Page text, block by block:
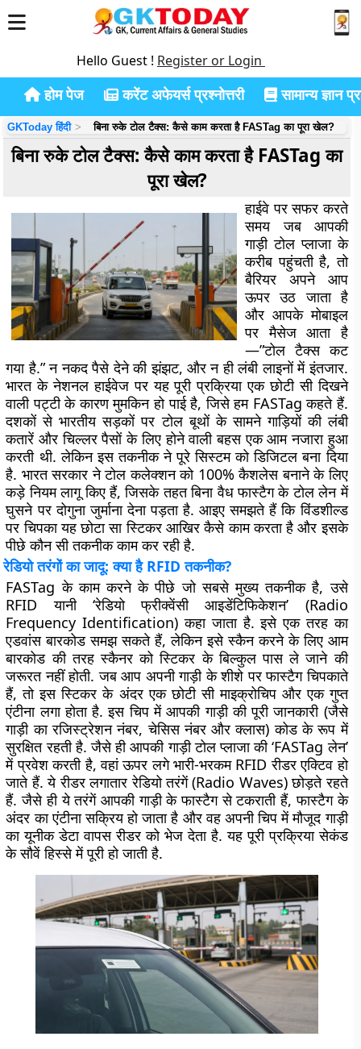
Hello Guest ! Register or Login
होम पेज करेंट अफेयर्स प्रश्नोत्तरी सामान्य ज्ञान
GKToday हिंदी बिना रुके टोल टैक्स: कैसे काम करता है FASTag का पूरा खेल?
बिना रुके टोल टैक्स: कैसे काम करता है FASTag का
पूरा खेल?
हाईवे पर सफर करते
समय जब आपकी
गाड़ी टोल प्लाजा के
करीब पहुंचती है, तो
बैरियर अपने आप
ऊपर उठ जाता है
और आपके मोबाइल
पर मैसेज आता है
—”टोल टैक्स कट
गया है.” न नकद पैसे देने की झंझट, और न ही लंबी लाइनों में इंतजार.
भारत के नेशनल हाईवेज पर यह पूरी प्रक्रिया एक छोटी सी दिखने
वाली पट्टी के कारण मुमकिन हो पाई है, जिसे हम FASTag कहते हैं.
दशकों से भारतीय सड़कों पर टोल बूथों के सामने गाड़ियों की लंबी
कतारें और चिल्लर पैसों के लिए होने वाली बहस एक आम नजारा हुआ
करती थी. लेकिन इस तकनीक ने पूरे सिस्टम को डिजिटल बना दिया
है. भारत सरकार ने टोल कलेक्शन को 100% कैशलेस बनाने के लिए
कड़े नियम लागू किए हैं, जिसके तहत बिना वैध फास्टैग के टोल लेन में
घुसने पर दोगुना जुर्माना देना पड़ता है. आइए समझते हैं कि विंडशील्ड
पर चिपका यह छोटा सा स्टिकर आखिर कैसे काम करता है और इसके
पीछे कौन सी तकनीक काम कर रही है.
रेडियो तरंगों का जादू: क्या है RFID तकनीक?
FASTag के काम करने के पीछे जो सबसे मुख्य तकनीक है, उसे
RFID यानी ‘रेडियो फ्रीक्वेंसी आइडेंटिफिकेशन’ (Radio
Frequency Identification) कहा जाता है. इसे एक तरह का
एडवांस बारकोड समझ सकते हैं, लेकिन इसे स्कैन करने के लिए आम
बारकोड की तरह स्कैनर को स्टिकर के बिल्कुल पास ले जाने की
जरूरत नहीं होती. जब आप अपनी गाड़ी के शीशे पर फास्टैग चिपकाते
हैं, तो इस स्टिकर के अंदर एक छोटी सी माइक्रोचिप और एक गुप्त
एंटीना लगा होता है. इस चिप में आपकी गाड़ी की पूरी जानकारी (जैसे
गाड़ी का रजिस्ट्रेशन नंबर, चेसिस नंबर और क्लास) कोड के रूप में
सुरक्षित रहती है. जैसे ही आपकी गाड़ी टोल प्लाजा की ‘FASTag लेन’
में प्रवेश करती है, वहां ऊपर लगे भारी-भरकम RFID रीडर एक्टिव हो
जाते हैं. ये रीडर लगातार रेडियो तरंगें (Radio Waves) छोड़ते रहते
हैं. जैसे ही ये तरंगें आपकी गाड़ी के फास्टैग से टकराती हैं, फास्टैग के
अंदर का एंटीना सक्रिय हो जाता है और वह अपनी चिप में मौजूद गाड़ी
का यूनीक डेटा वापस रीडर को भेज देता है. यह पूरी प्रक्रिया सेकंड
के सौवें हिस्से में पूरी हो जाती है.